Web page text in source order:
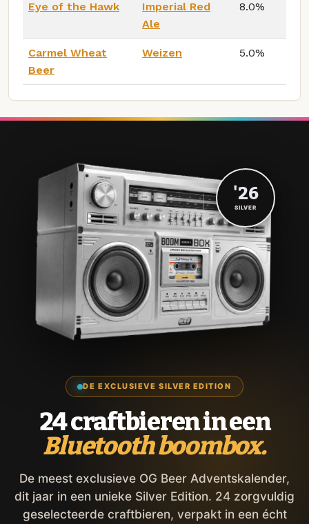
Eye of the Hawk
Imperial Red
Ale
8.0%
Carmel Wheat
Beer
Weizen 5.0%
DE EXCLUSIEVE SILVER EDITION
24 craftbieren in een
Bluetooth boombox.
De meest exclusieve OG Beer Adventskalender,
dit jaar in een unieke Silver Edition. 24 zorgvuldig
geselecteerde craftbieren, verpakt in een écht
'26
SILVER